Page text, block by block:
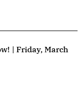
| Friday, March